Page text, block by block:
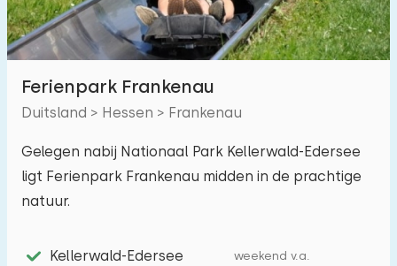
Ferienpark Frankenau
Duitsland > Hessen > Frankenau
Gelegen nabij Nationaal Park Kellerwald-Edersee
ligt Ferienpark Frankenau midden in de prachtige
natuur.
Kellerwald-Edersee
weekend v.a.